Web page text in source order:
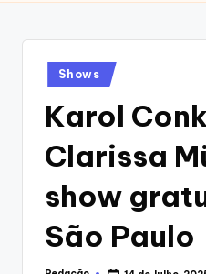
a
Posted
in
Shows
Karol
Clarissa
show
São Paulo